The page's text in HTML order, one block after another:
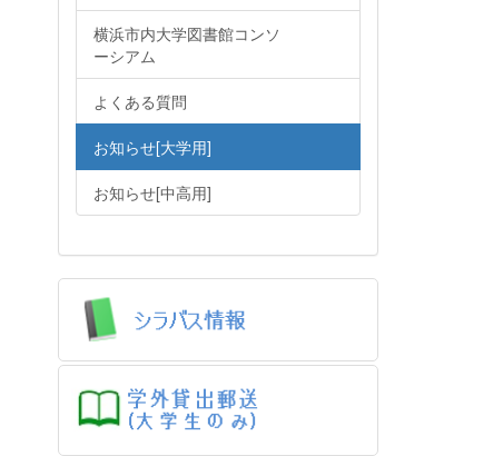
横浜市内大学図書館コンソ
ーシアム
よくある質問
お知らせ[大学用]
お知らせ[中高用]